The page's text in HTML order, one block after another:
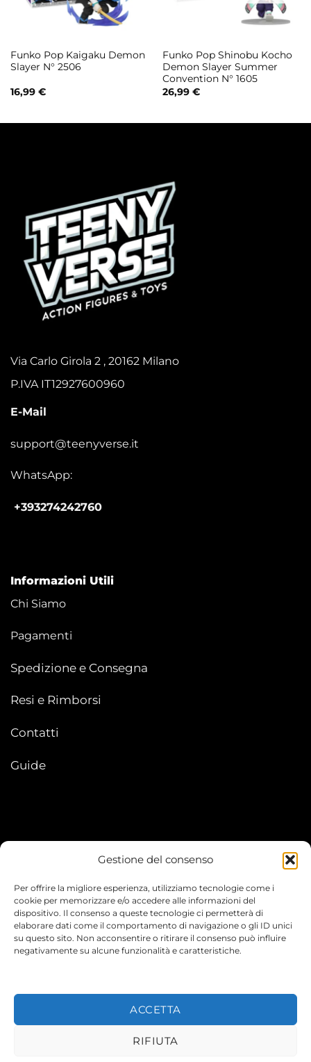
Gestione del consenso
Per offrire la migliore esperienza, utilizziamo tecnologie come i
cookie per memorizzare e/o accedere alle informazioni del
dispositivo. Il consenso a queste tecnologie ci permetterà di
elaborare dati come il comportamento di navigazione o gli ID unici
su questo sito. Non acconsentire o ritirare il consenso può influire
negativamente su alcune funzionalità e caratteristiche.
ACCETTA
RIFIUTA
Funko Pop Kaigaku Demon
Slayer N° 2506
16,99 €
Funko Pop Shinobu Kocho
Demon Slayer Summer
Convention N° 1605
26,99 €
Via Carlo Girola 2 , 20162 Milano
P.IVA IT12927600960
E-Mail
support@teenyverse.it
WhatsApp:
+393274242760
Informazioni Utili
Chi Siamo
Pagamenti
Spedizione e Consegna
Resi e Rimborsi
Contatti
Guide
I Miei Ordini
Le mie informazioni
© 2026 TEENYVERSE